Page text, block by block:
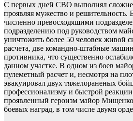
С первых дней СВО выполнял
проявляя мужество и решительность.
численно превосходящими
подразделению под руководством
уничтожить более 50 человек живой
расчета, две командно-штабные
противника, что существенно
данном участке. В одном из боев
пулеметный расчет и, несмотря на
эвакуировал двух тяжелораненых
профессионализму и быстрой
проявленный героизм майор
боевых наград, в том числе двумя